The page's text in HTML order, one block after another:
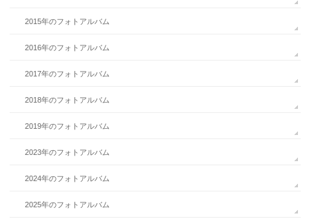
2015年のフォトアルバム
2016年のフォトアルバム
2017年のフォトアルバム
2018年のフォトアルバム
2019年のフォトアルバム
2023年のフォトアルバム
2024年のフォトアルバム
2025年のフォトアルバム